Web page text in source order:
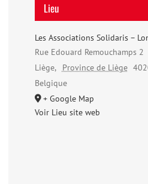
Lieu
Les Associations Solidaris –
Rue Edouard Remouchamps 2
Liège, Province de Liège
Belgique
+ Google Map
Voir Lieu site web